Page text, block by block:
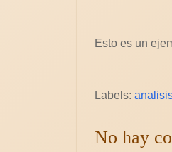
Esto es un
Labels:
No hay